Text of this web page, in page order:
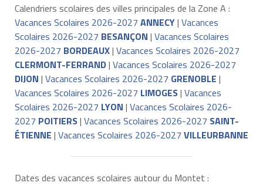
Calendriers scolaires des villes principales de la Zone A :
Vacances Scolaires 2026-2027 ANNECY| Vacances
Scolaires 2026-2027 BESANÇON | Vacances Scolaires
2026-2027 BORDEAUX| Vacances Scolaires 2026-2027
CLERMONT-FERRAND| Vacances Scolaires 2026-2027
DIJON | Vacances Scolaires 2026-2027 GRENOBLE |
Vacances Scolaires 2026-2027 LIMOGES| Vacances
Scolaires 2026-2027 LYON | Vacances Scolaires 2026-
2027 POITIERS| Vacances Scolaires 2026-2027 SAINT-
ÉTIENNE | Vacances Scolaires 2026-2027 VILLEURBANNE
Dates des vacances scolaires autour du Montet :